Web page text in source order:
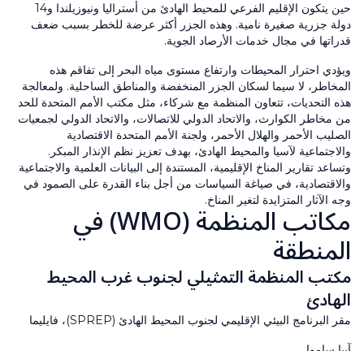
حين يتكون الإقليم الفرعي للمحيط الهادئ من أستراليا ونيوزيلندا و14
دولة جزرية صغيرة نامية. وهذه الجزر أكثر عرضة للخطر بسبب ضعف
قدراتها في مجال خدمات الأرصاد الجوية.
ويؤدي احترار المحيطات وارتفاع مستوى مياه البحر إلى تفاقم هذه
المخاطر، لا سيما لسكان الجزر المنخفضة والمناطق الساحلية. ولمعالجة
هذه التحديات، تتعاون المنظمة مع شركاء، مثل مكتب الأمم المتحدة للحد
من مخاطر الكوارث، والاتحاد الدولي للاتصالات، والاتحاد الدولي لجمعيات
الصليب الأحمر والهلال الأحمر، ولجنة الأمم المتحدة الاقتصادية
والاجتماعية لآسيا والمحيط الهادئ، بهدف تعزيز نظم الإنذار المبكر.
وتساعد تقارير المناخ الإقليمية، المستندة إلى البيانات العلمية والاجتماعية
والاقتصادية، في صياغة السياسات من أجل بناء القدرة على الصمود في
وجه الآثار المتزايدة لتغير المناخ.
مكاتب المنظمة (WMO) في
المنطقة
مكتب المنظمة التمثيلي لجنوب غرب المحيط
الهادئ
مقر البرنامج البيئي الإقليمي لجنوب المحيط الهادئ (SPREP)، فايليما